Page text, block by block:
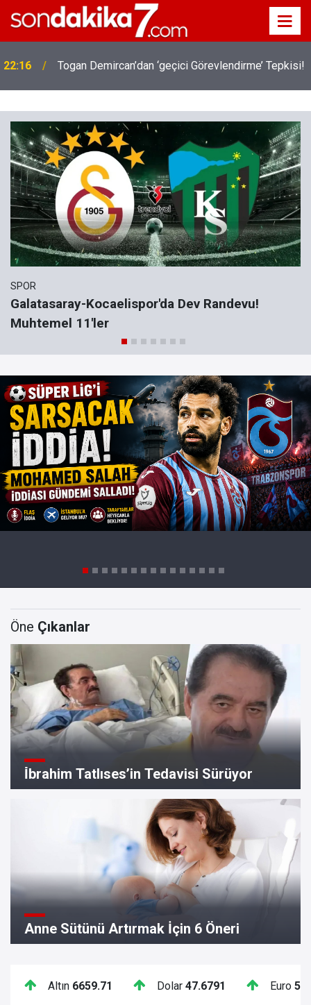
22:16 Togan Demircan’dan ‘geçici Görevlendirme’ Tepkisi!
SPOR
Galatasaray-Kocaelispor'da Dev Randevu!
Muhtemel 11'ler
Öne Çıkanlar
İ̇brahim Tatlıses’in Tedavisi Sürüyor
Anne Sütünü Artırmak İçin 6 Öneri
Altın 6659.71 Dolar 47.6791 Euro